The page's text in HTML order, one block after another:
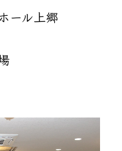
ール上郷